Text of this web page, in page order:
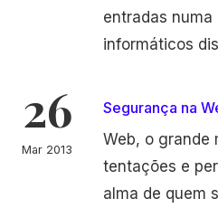
entradas
informáticos
26
Mar 2013
Segurança na
Web, o grande
tentações e
alma de quem